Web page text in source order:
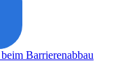
Barrierenabbau